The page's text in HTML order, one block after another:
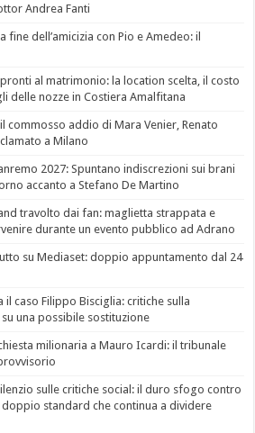
Andrea Fanti
fine dell’amicizia con Pio e Amedeo: il
al matrimonio: la location scelta, il costo
delle nozze in Costiera Amalfitana
commosso addio di Mara Venier, Renato
a Milano
2027: Spuntano indiscrezioni sui brani
accanto a Stefano De Martino
travolto dai fan: maglietta strappata e
durante un evento pubblico ad Adrano
su Mediaset: doppio appuntamento dal 24
caso Filippo Bisciglia: critiche sulla
una possibile sostituzione
milionaria a Mauro Icardi: il tribunale
sulle critiche social: il duro sfogo contro
standard che continua a dividere